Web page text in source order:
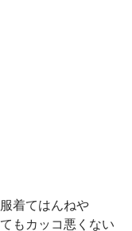
着てはんねや
もカッコ悪くない